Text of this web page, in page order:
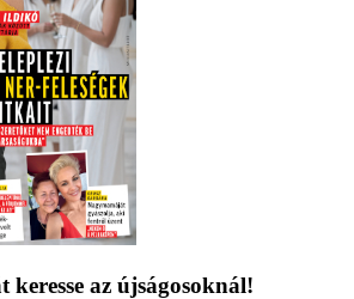
keresse az újságosoknál!